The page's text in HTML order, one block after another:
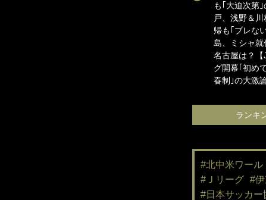
も｢大迫次第｣
戸、浅野＆川
帰も｢ブレな
島、ミシャ就
名古屋は？【
グ開幕｢初め
春制｣の大激
ランキ
#北中米ワール
#Ｊリーグ #
#日本サッカー